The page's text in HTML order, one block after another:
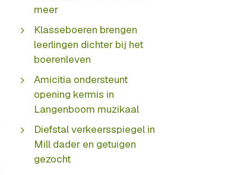
meer
Klasseboeren brengen
leerlingen dichter bij het
boerenleven
Amicitia ondersteunt
opening kermis in
Langenboom muzikaal
Diefstal verkeersspiegel in
Mill dader en getuigen
gezocht